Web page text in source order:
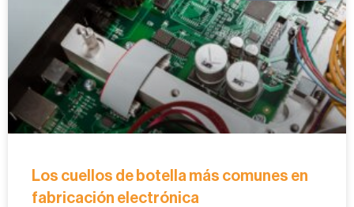
Los cuellos de botella más comunes en
fabricación electrónica